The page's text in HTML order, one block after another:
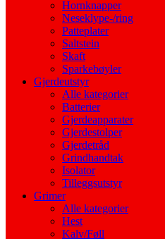
Hornknapper
Neseklype-/ring
Patteplater
Saltstein
Skaft
Sparkebøyler
Gjerdeutstyr
Alle kategorier
Batterier
Gjerdeapparater
Gjerdestolper
Gjerdetråd
Grindhandtak
Isolator
Tilleggsutstyr
Grimer
Alle kategorier
Hest
Kalv/Føll